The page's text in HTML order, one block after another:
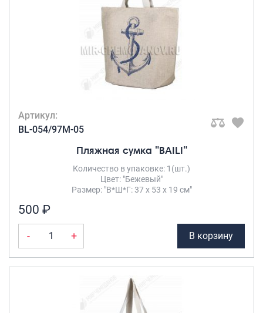
Артикул:
BL-054/97M-05
Пляжная сумка "BAILI"
Количество в упаковке: 1(шт.)
Цвет: "Бежевый"
Размер: "В*Ш*Г: 37 х 53 х 19 см"
500 ₽
- + В корзину